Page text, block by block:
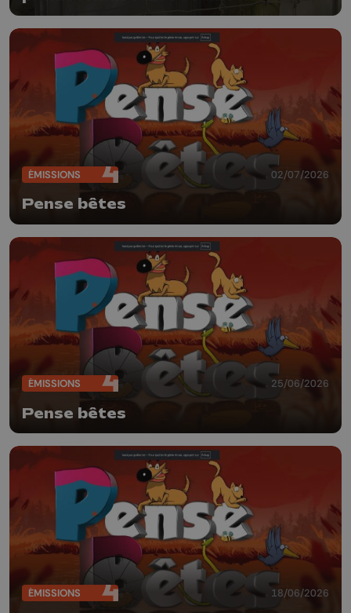
ÉMISSIONS 02/07/2026
Pense bêtes
ÉMISSIONS 25/06/2026
Pense bêtes
ÉMISSIONS 18/06/2026